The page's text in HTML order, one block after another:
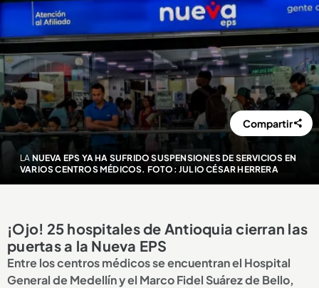
LA NUEVA EPS YA HA SUFRIDO SUSPENSIONES DE SERVICIOS EN
VARIOS CENTROS MÉDICOS. FOTO: JULIO CÉSAR HERRERA
Compartir
¡Ojo! 25 hospitales de Antioquia cierran las
puertas a la Nueva EPS
Entre los centros médicos se encuentran el Hospital
General de Medellín y el Marco Fidel Suárez de Bello,